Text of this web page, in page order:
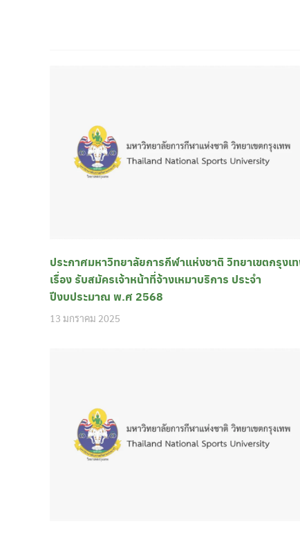
ประกาศมหาวิทยาลัยการกีฬาแห่งชาติ วิทยาเขตกรุงเ
เรื่อง รับสมัครเจ้าหน้าที่จ้างเหมาบริการ ประจำ
ปีงบประมาณ พ.ศ 2568
13 มกราคม 2025